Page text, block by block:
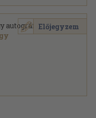
autográf leveleElőjegyzem